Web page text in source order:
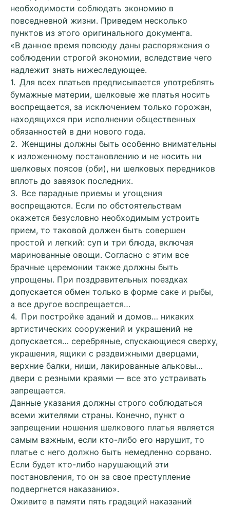
необходимости соблюдать экономию в
повседневной жизни. Приведем несколько
пунктов из этого оригинального документа.
«В данное время повсюду даны распоряжения о
соблюдении строгой экономии, вследствие чего
надлежит знать нижеследующее.
1. Для всех платьев предписывается употреблять
бумажные материи, шелковые же платья носить
воспрещается, за исключением только горожан,
находящихся при исполнении общественных
обязанностей в дни нового года.
2. Женщины должны быть особенно внимательны
к изложенному постановлению и не носить ни
шелковых поясов (оби), ни шелковых передников
вплоть до завязок последних.
3. Все парадные приемы и угощения
воспрещаются. Если по обстоятельствам
окажется безусловно необходимым устроить
прием, то таковой должен быть совершен
простой и легкий: суп и три блюда, включая
маринованные овощи. Согласно с этим все
брачные церемонии также должны быть
упрощены. При поздравительных поездках
допускается обмен только в форме саке и рыбы,
а все другое воспрещается…
4. При постройке зданий и домов… никаких
артистических сооружений и украшений не
допускается… серебряные, спускающиеся сверху,
украшения, ящики с раздвижными дверцами,
верхние балки, ниши, лакированные альковы…
двери с резными краями — все это устраивать
запрещается.
Данные указания должны строго соблюдаться
всеми жителями страны. Конечно, пункт о
запрещении ношения шелкового платья является
самым важным, если кто-либо его нарушит, то
платье с него должно быть немедленно сорвано.
Если будет кто-либо нарушающий эти
постановления, то он за свое преступление
подвергнется наказанию».
Оживите в памяти пять градаций наказаний